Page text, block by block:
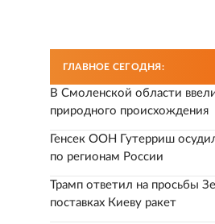
ГЛАВНОЕ СЕГОДНЯ:
В Смоленской области
природного происхождения
Генсек ООН Гутерриш
по регионам России
Трамп ответил на просьбы
поставках Киеву ракет